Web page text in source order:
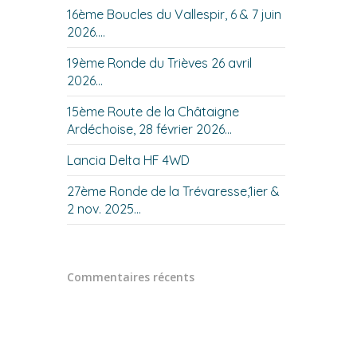
16ème Boucles du Vallespir, 6 & 7 juin
2026….
19ème Ronde du Trièves 26 avril
2026…
15ème Route de la Châtaigne
Ardéchoise, 28 février 2026…
Lancia Delta HF 4WD
27ème Ronde de la Trévaresse,1ier &
2 nov. 2025…
Commentaires récents